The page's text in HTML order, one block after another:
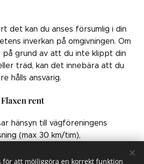
det kan du anses försumlig i din
inverkan på omgivningen. Om
grund av att du inte klippt din
träd, kan det innebära att du
hålls ansvarig.
rent
hänsyn till vägföreningens
(max 30 km/tim),
för att du medverkar till att
för att möjliggöra en korrekt funktion